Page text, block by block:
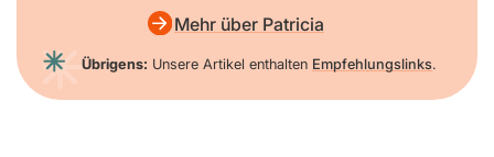
Mehr über Patricia
Übrigens: Unsere Artikel enthalten Empfehlungslinks.